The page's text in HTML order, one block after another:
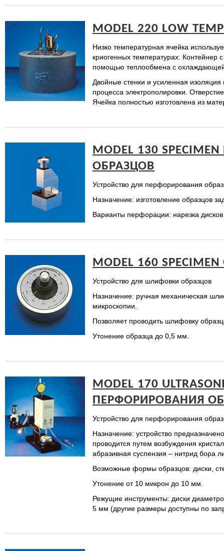
MODEL 220 LOW
Низко температурная ячейка
криогенных температурах. Контейнер
помощью теплообмена с охлаждающей
Двойные стенки и усиленная изоляция
процесса электрополировки.
Ячейка полностью изготовлена из
MODEL 130
ОБРАЗЦОВ
Устройство для перфорирования
Назначение: изготовление образцов
Варианты перфорации: нарезка
MODEL 160
Устройство для шлифовки образцов
Назначение: ручная механическая
микроскопии.
Позволяет проводить шлифовку
Утонение образца до 0,5 мм.
MODEL 170
ПЕРФОРИРОВАНИЯ
Устройство для перфорирования
Назначение: устройство
проводится путем возбуждения
абразивная суспензия – нитрид бора
Возможные формы образцов: диски,
Утонение от 10 микрон до 10 мм.
Режущие инструменты: диски
5 мм (другие размеры доступны по